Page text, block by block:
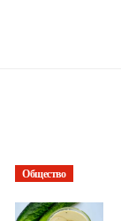
Общество